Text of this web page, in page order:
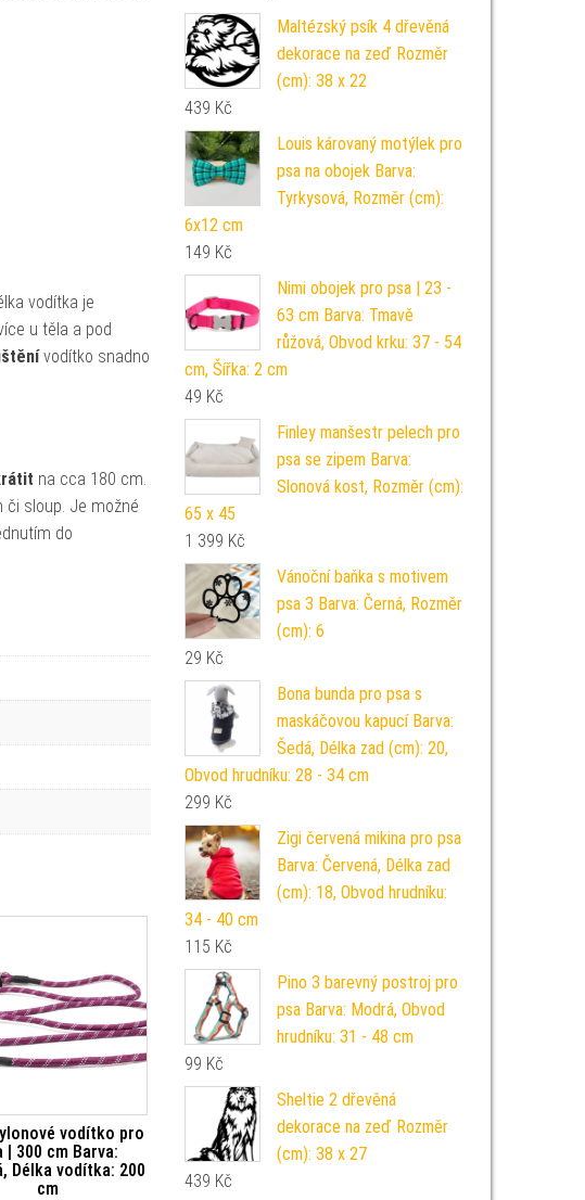
vodítka je
u těla a pod
vodítko snadno
na cca 180 cm.
či sloup. Je možné
do
vodítko pro
| 300 cm Barva:
Délka vodítka: 200
cm
Maltézský psík 4 dřevěná
dekorace na zeď Rozměr
(cm): 38 x 22
439 Kč
Louis károvaný motýlek pro
psa na obojek Barva:
Tyrkysová, Rozměr (cm):
6x12 cm
149 Kč
Nimi obojek pro psa | 23 -
63 cm Barva: Tmavě
růžová, Obvod krku: 37 - 54
cm, Šířka: 2 cm
49 Kč
Finley manšestr pelech pro
psa se zipem Barva:
Slonová kost, Rozměr (cm):
65 x 45
1 399 Kč
Vánoční baňka s motivem
psa 3 Barva: Černá, Rozměr
(cm): 6
29 Kč
Bona bunda pro psa s
maskáčovou kapucí Barva:
Šedá, Délka zad (cm): 20,
Obvod hrudníku: 28 - 34 cm
299 Kč
Zigi červená mikina pro psa
Barva: Červená, Délka zad
(cm): 18, Obvod hrudníku:
34 - 40 cm
115 Kč
Pino 3 barevný postroj pro
psa Barva: Modrá, Obvod
hrudníku: 31 - 48 cm
99 Kč
Sheltie 2 dřevěná
dekorace na zeď Rozměr
(cm): 38 x 27
439 Kč